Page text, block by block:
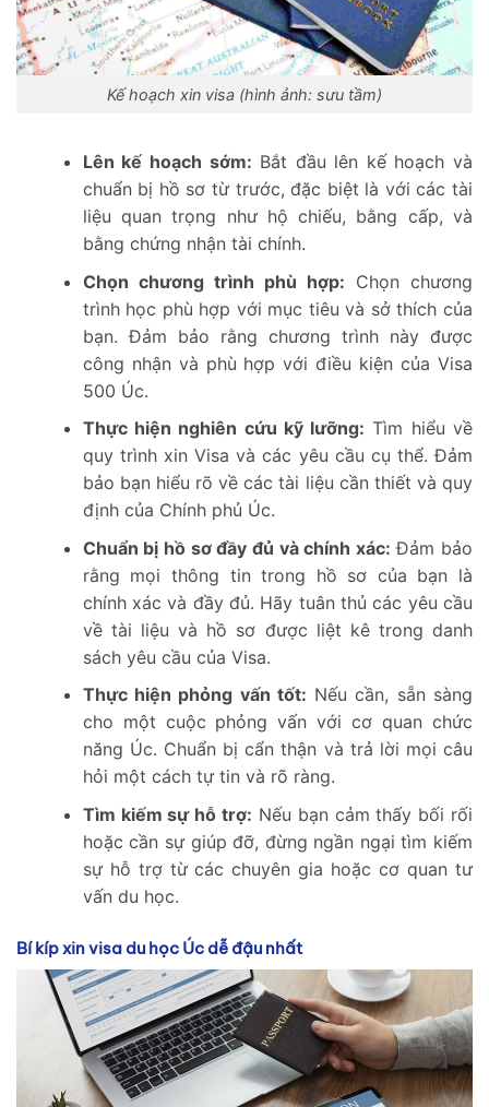
Kế hoạch xin visa (hình ảnh: sưu tầm)
Lên kế hoạch sớm: Bắt đầu lên kế hoạch và
chuẩn bị hồ sơ từ trước, đặc biệt là với các tài
liệu quan trọng như hộ chiếu, bằng cấp, và
bằng chứng nhận tài chính.
Chọn chương trình phù hợp: Chọn chương
trình học phù hợp với mục tiêu và sở thích của
bạn. Đảm bảo rằng chương trình này được
công nhận và phù hợp với điều kiện của Visa
500 Úc.
Thực hiện nghiên cứu kỹ lưỡng: Tìm hiểu về
quy trình xin Visa và các yêu cầu cụ thể. Đảm
bảo bạn hiểu rõ về các tài liệu cần thiết và quy
định của Chính phủ Úc.
Chuẩn bị hồ sơ đầy đủ và chính xác: Đảm bảo
rằng mọi thông tin trong hồ sơ của bạn là
chính xác và đầy đủ. Hãy tuân thủ các yêu cầu
về tài liệu và hồ sơ được liệt kê trong danh
sách yêu cầu của Visa.
Thực hiện phỏng vấn tốt: Nếu cần, sẵn sàng
cho một cuộc phỏng vấn với cơ quan chức
năng Úc. Chuẩn bị cẩn thận và trả lời mọi câu
hỏi một cách tự tin và rõ ràng.
Tìm kiếm sự hỗ trợ: Nếu bạn cảm thấy bối rối
hoặc cần sự giúp đỡ, đừng ngần ngại tìm kiếm
sự hỗ trợ từ các chuyên gia hoặc cơ quan tư
vấn du học.
Bí kíp xin visa du học Úc dễ đậu nhất